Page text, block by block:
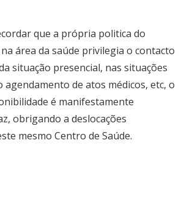
que a própria politica do
área da saúde privilegia o contacto
situação presencial, nas situações
agendamento de atos médicos, etc, o
é manifestamente
obrigando a deslocações
mesmo Centro de Saúde.